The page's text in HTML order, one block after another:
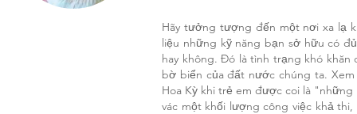
Hãy tưởng tượng đến một nơi xa lạ
liệu những kỹ năng bạn sở hữu có
hay không. Đó là tình trạng khó
bờ biển của đất nước chúng ta.
Hoa Kỳ khi trẻ em được coi là
vác một khối lượng công việc khả